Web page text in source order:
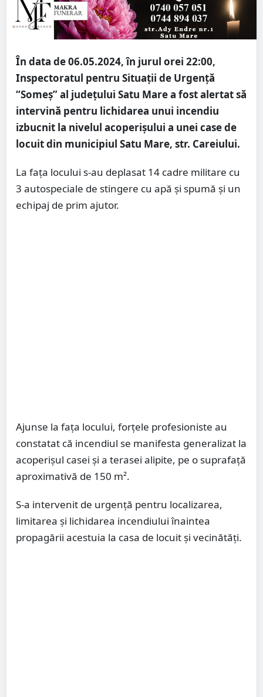
În data de 06.05.2024, în jurul orei 22:00,
Inspectoratul pentru Situații de Urgență
“Someș” al județului Satu Mare a fost alertat să
intervină pentru lichidarea unui incendiu
izbucnit la nivelul acoperișului a unei case de
locuit din municipiul Satu Mare, str. Careiului.
La fața locului s-au deplasat 14 cadre militare cu
3 autospeciale de stingere cu apă și spumă și un
echipaj de prim ajutor.
Ajunse la fața locului, forțele profesioniste au
constatat că incendiul se manifesta generalizat la
acoperișul casei și a terasei alipite, pe o suprafață
aproximativă de 150 m².
S-a intervenit de urgență pentru localizarea,
limitarea și lichidarea incendiului înaintea
propagării acestuia la casa de locuit și vecinătăți.